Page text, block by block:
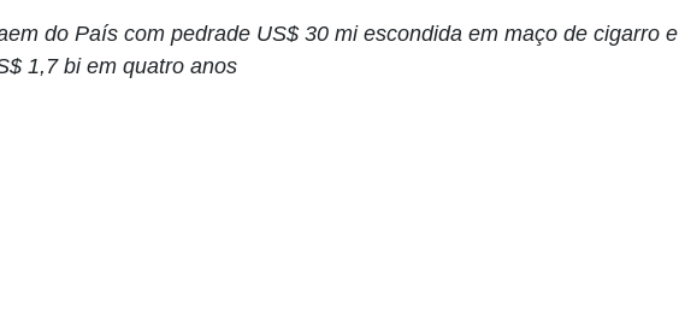
do País com pedrade US$ 30 mi escondida em maço de cigarro e
1,7 bi em quatro anos